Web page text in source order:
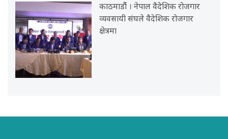
काठमाडौंं । नेपाल वैदेशिक रोजगार
व्यवसायी संघले वैदेशिक रोजगार
क्षेत्रमा